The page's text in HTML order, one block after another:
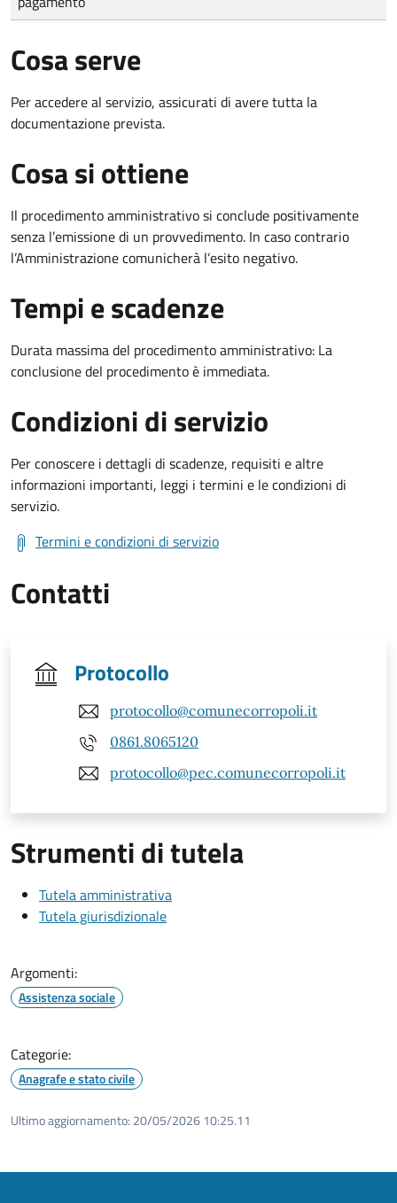
Cosa serve
Per accedere al servizio, assicurati di avere tutta la
documentazione prevista.
Cosa si ottiene
Il procedimento amministrativo si conclude positivamente
senza l’emissione di un provvedimento. In caso contrario
l’Amministrazione comunicherà l’esito negativo.
Tempi e scadenze
Durata massima del procedimento amministrativo: La
conclusione del procedimento è immediata.
Condizioni di servizio
Per conoscere i dettagli di scadenze, requisiti e altre
informazioni importanti, leggi i termini e le condizioni di
servizio.
Termini e condizioni di servizio
Contatti
Protocollo
protocollo@comunecorropoli.it
0861.8065120
protocollo@pec.comunecorropoli.it
Strumenti di tutela
Tutela amministrativa
Tutela giurisdizionale
Argomenti:
Assistenza sociale
Categorie:
Anagrafe e stato civile
Ultimo aggiornamento: 20/05/2026 10:25.11